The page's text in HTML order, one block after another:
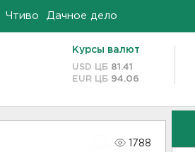
Чтиво Дачное дело
Курсы валют
USD ЦБ 81.41
EUR ЦБ 94.06
1788